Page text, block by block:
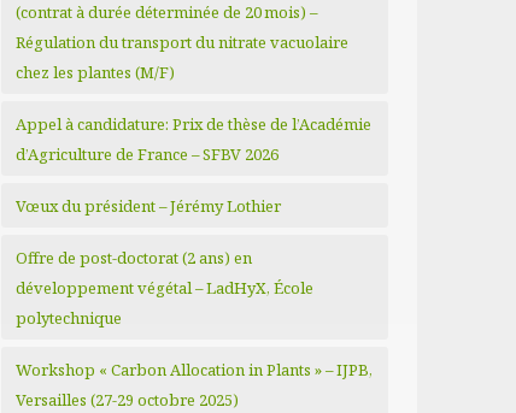
(contrat à durée déterminée de 20 mois) –
Régulation du transport du nitrate vacuolaire
chez les plantes (M/F)
Appel à candidature: Prix de thèse de l’Académie
d’Agriculture de France – SFBV 2026
Vœux du président – Jérémy Lothier
Offre de post-doctorat (2 ans) en
développement végétal – LadHyX, École
polytechnique
Workshop « Carbon Allocation in Plants » – IJPB,
Versailles (27-29 octobre 2025)